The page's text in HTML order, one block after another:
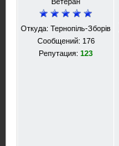
Откуда: Тернопіль-Зборів
Сообщений: 176
Репутация: 123